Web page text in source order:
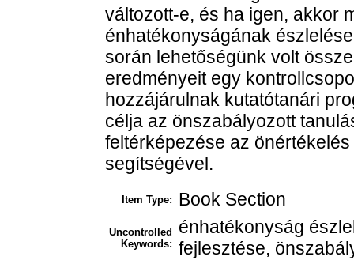
változott-e, és ha igen, akkor
énhatékonyságának
során lehetőségünk volt
eredményeit egy
hozzájárulnak kutatótanári
célja az önszabályozott
feltérképezése az
segítségével.
Item Type: Book Section
Uncontrolled
Keywords:
énhatékonyság
fejlesztése,